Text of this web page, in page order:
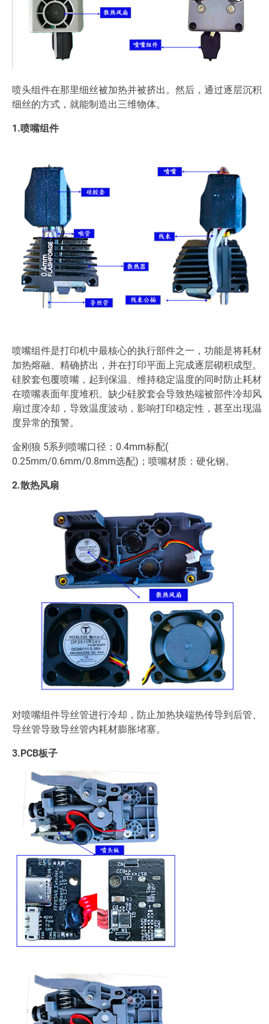
喷头组件在那里细丝被加热并被挤出。然后，通过逐层沉积
细丝的方式，就能制造出三维物体。
1.喷嘴组件
喷嘴组件是打印机中最核心的执行部件之一，功能是将耗材
加热熔融、精确挤出，并在打印平面上完成逐层砌积成型。
硅胶套包覆喷嘴，起到保温、维持稳定温度的同时防止耗材
在喷嘴表面年度堆积。缺少硅胶套会导致热端被部件冷却风
扇过度冷却，导致温度波动，影响打印稳定性，甚至出现温
度异常的预警。
金刚狼 5系列喷嘴口径：0.4mm标配(
0.25mm/0.6mm/0.8mm选配)；喷嘴材质：硬化钢。
2.散热风扇
对喷嘴组件导丝管进行冷却，防止加热块端热传导到后管、
导丝管导致导丝管内耗材膨胀堵塞。
3.PCB板子